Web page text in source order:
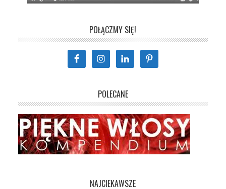
POŁĄCZMY SIĘ!
POLECANE
NAJCIEKAWSZE